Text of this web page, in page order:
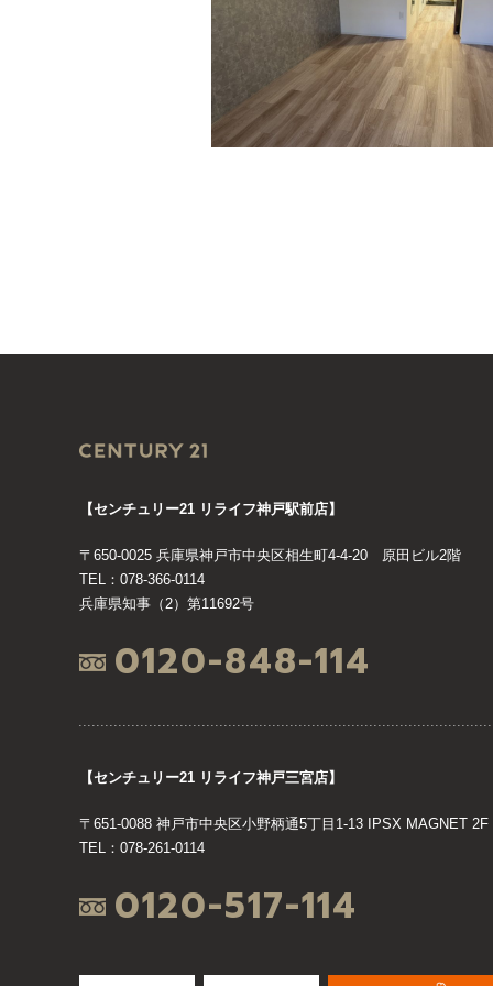
【センチュリー21 リライフ神戸駅前店】
〒650-0025 兵庫県神戸市中央区相生町4-4-20 原田ビル2階
TEL：078-366-0114
兵庫県知事（2）第11692号
0120-848-114
【センチュリー21 リライフ神戸三宮店】
〒651-0088 神戸市中央区小野柄通5丁目1-13 IPSX MAGNET 2F
TEL：078-261-0114
0120-517-114